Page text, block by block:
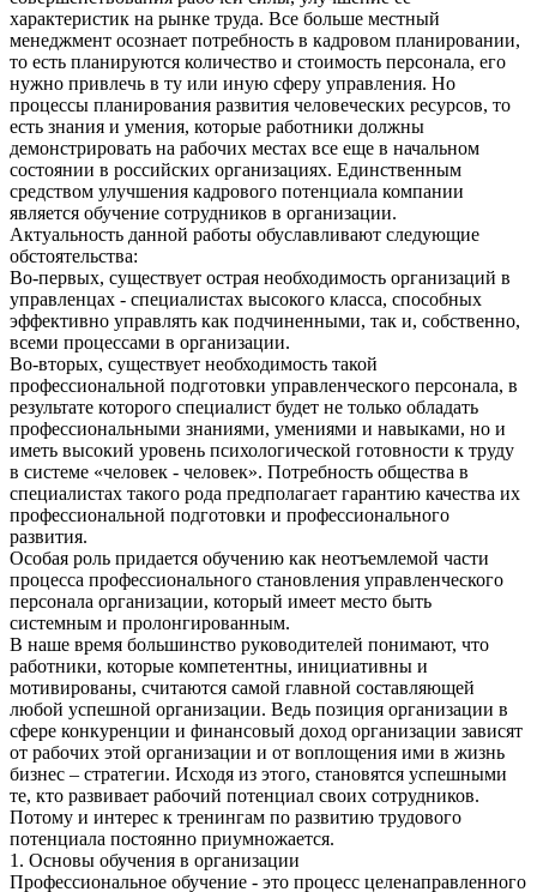
характеристик на рынке труда. Все больше местный
менеджмент осознает потребность в кадровом планировании,
то есть планируются количество и стоимость персонала, его
нужно привлечь в ту или иную сферу управления. Но
процессы планирования развития человеческих ресурсов, то
есть знания и умения, которые работники должны
демонстрировать на рабочих местах все еще в начальном
состоянии в российских организациях. Единственным
средством улучшения кадрового потенциала компании
является обучение сотрудников в организации.
Актуальность данной работы обуславливают следующие
обстоятельства:
Во-первых, существует острая необходимость организаций в
управленцах - специалистах высокого класса, способных
эффективно управлять как подчиненными, так и, собственно,
всеми процессами в организации.
Во-вторых, существует необходимость такой
профессиональной подготовки управленческого персонала, в
результате которого специалист будет не только обладать
профессиональными знаниями, умениями и навыками, но и
иметь высокий уровень психологической готовности к труду
в системе «человек - человек». Потребность общества в
специалистах такого рода предполагает гарантию качества их
профессиональной подготовки и профессионального
развития.
Особая роль придается обучению как неотъемлемой части
процесса профессионального становления управленческого
персонала организации, который имеет место быть
системным и пролонгированным.
В наше время большинство руководителей понимают, что
работники, которые компетентны, инициативны и
мотивированы, считаются самой главной составляющей
любой успешной организации. Ведь позиция организации в
сфере конкуренции и финансовый доход организации зависят
от рабочих этой организации и от воплощения ими в жизнь
бизнес – стратегии. Исходя из этого, становятся успешными
те, кто развивает рабочий потенциал своих сотрудников.
Потому и интерес к тренингам по развитию трудового
потенциала постоянно приумножается.
1. Основы обучения в организации
Профессиональное обучение - это процесс целенаправленного